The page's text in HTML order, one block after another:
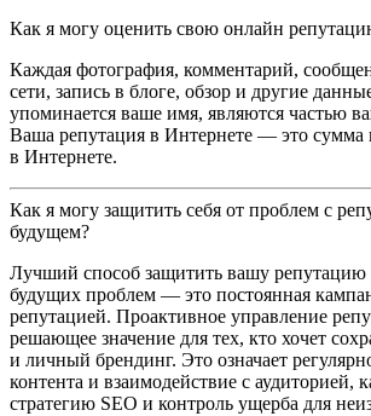
Как я могу оценить свою онлайн
Каждая фотография, комментарий,
сети, запись в блоге, обзор и другие
упоминается ваше имя, являются частью
Ваша репутация в Интернете — это сумма
в Интернете.
Как я могу защитить себя от проблем с
будущем?
Лучший способ защитить вашу репутацию
будущих проблем — это постоянная
репутацией. Проактивное управление
решающее значение для тех, кто хочет
и личный брендинг. Это означает
контента и взаимодействие с аудиторией,
стратегию SEO и контроль ущерба для